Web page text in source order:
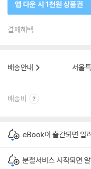
앱 다운 시 1천원 상품권
결제혜택
배송안내
서울
배송비
eBook이 출간되면 알
분철서비스 시작되면